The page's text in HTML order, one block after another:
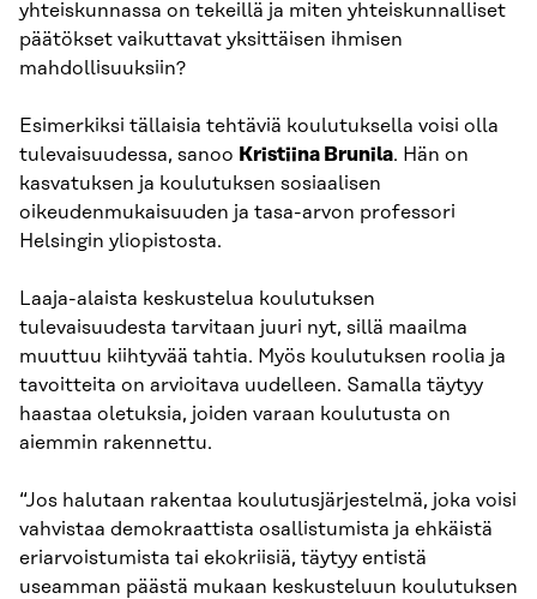
yhteiskunnassa on tekeillä ja miten yhteiskunnalliset
päätökset vaikuttavat yksittäisen ihmisen
mahdollisuuksiin?
Esimerkiksi tällaisia tehtäviä koulutuksella voisi olla
tulevaisuudessa, sanoo Kristiina Brunila. Hän on
kasvatuksen ja koulutuksen sosiaalisen
oikeudenmukaisuuden ja tasa-arvon professori
Helsingin yliopistosta.
Laaja-alaista keskustelua koulutuksen
tulevaisuudesta tarvitaan juuri nyt, sillä maailma
muuttuu kiihtyvää tahtia. Myös koulutuksen roolia ja
tavoitteita on arvioitava uudelleen. Samalla täytyy
haastaa oletuksia, joiden varaan koulutusta on
aiemmin rakennettu.
“Jos halutaan rakentaa koulutusjärjestelmä, joka voisi
vahvistaa demokraattista osallistumista ja ehkäistä
eriarvoistumista tai ekokriisiä, täytyy entistä
useamman päästä mukaan keskusteluun koulutuksen